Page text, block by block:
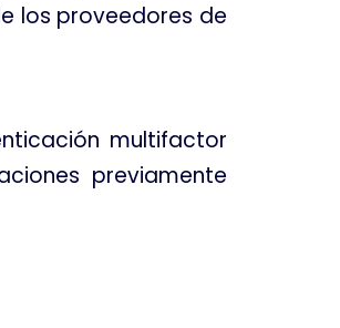
los proveedores de
multifactor
previamente